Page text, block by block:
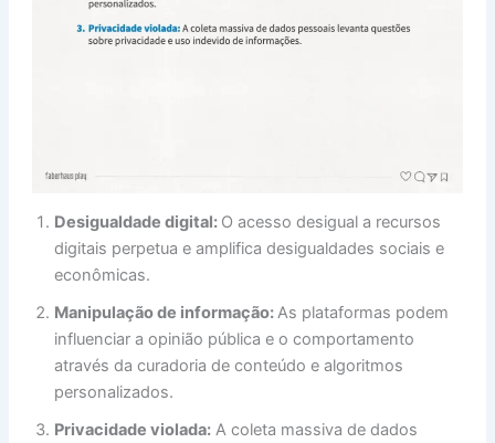
Desigualdade digital: O acesso desigual a recursos
digitais perpetua e amplifica desigualdades sociais e
econômicas.
Manipulação de informação:As plataformas podem
influenciar a opinião pública e o comportamento
através da curadoria de conteúdo e algoritmos
personalizados.
Privacidade violada: A coleta massiva de dados